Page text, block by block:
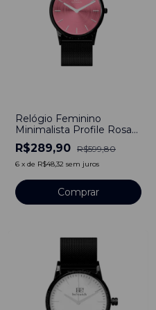
Relógio Feminino
Minimalista Profile Rosa
Pulseira de Metal Preto
40mm de Aço Inoxidável
banhado a titânio
R$289,90 R$599,80
6 x de R$48,32 sem juros
Comprar